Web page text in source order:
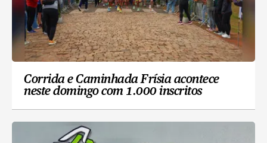
Corrida e Caminhada Frísia acontece
neste domingo com 1.000 inscritos